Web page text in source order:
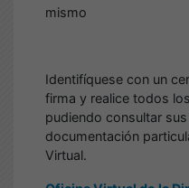
mismo
Identifíquese con un
firma y realice todos
pudiendo consultar
documentación
Virtual.